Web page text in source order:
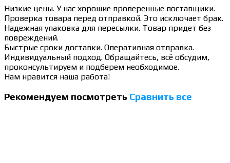
Низкие цены. У нас хорошие проверенные поставщики.
Проверка товара перед отправкой. Это исключает брак.
Надежная упаковка для пересылки. Товар придет без
повреждений.
Быстрые сроки доставки. Оперативная отправка.
Индивидуальный подход. Обращайтесь, всё обсудим,
проконсультируем и подберем необходимое.
Нам нравится наша работа!
Рекомендуем посмотреть Сравнить все